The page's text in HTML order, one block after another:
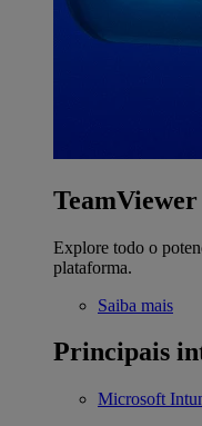
Explore todo o
plataforma.
Saiba mais
Principais
Microsoft